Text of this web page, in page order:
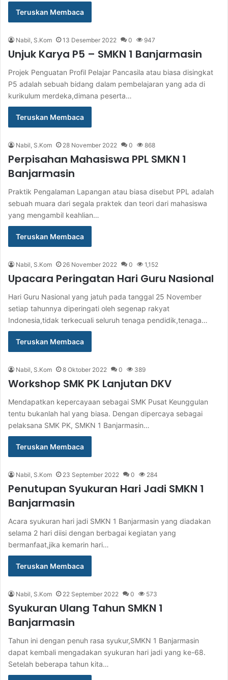
Teruskan Membaca
Nabil, S.Kom 13 Desember 2022 0 947
Unjuk Karya P5 – SMKN 1 Banjarmasin
Projek Penguatan Profil Pelajar Pancasila atau biasa disingkat
P5 adalah sebuah bidang dalam pembelajaran yang ada di
kurikulum merdeka,dimana peserta…
Teruskan Membaca
Nabil, S.Kom 28 November 2022 0 868
Perpisahan Mahasiswa PPL SMKN 1
Banjarmasin
Praktik Pengalaman Lapangan atau biasa disebut PPL adalah
sebuah muara dari segala praktek dan teori dari mahasiswa
yang mengambil keahlian…
Teruskan Membaca
Nabil, S.Kom 26 November 2022 0 1,152
Upacara Peringatan Hari Guru Nasional
Hari Guru Nasional yang jatuh pada tanggal 25 November
setiap tahunnya diperingati oleh segenap rakyat
Indonesia,tidak terkecuali seluruh tenaga pendidik,tenaga…
Teruskan Membaca
Nabil, S.Kom 8 Oktober 2022 0 389
Workshop SMK PK Lanjutan DKV
Mendapatkan kepercayaan sebagai SMK Pusat Keunggulan
tentu bukanlah hal yang biasa. Dengan dipercaya sebagai
pelaksana SMK PK, SMKN 1 Banjarmasin…
Teruskan Membaca
Nabil, S.Kom 23 September 2022 0 284
Penutupan Syukuran Hari Jadi SMKN 1
Banjarmasin
Acara syukuran hari jadi SMKN 1 Banjarmasin yang diadakan
selama 2 hari diisi dengan berbagai kegiatan yang
bermanfaat,jika kemarin hari…
Teruskan Membaca
Nabil, S.Kom 22 September 2022 0 573
Syukuran Ulang Tahun SMKN 1
Banjarmasin
Tahun ini dengan penuh rasa syukur,SMKN 1 Banjarmasin
dapat kembali mengadakan syukuran hari jadi yang ke-68.
Setelah beberapa tahun kita…